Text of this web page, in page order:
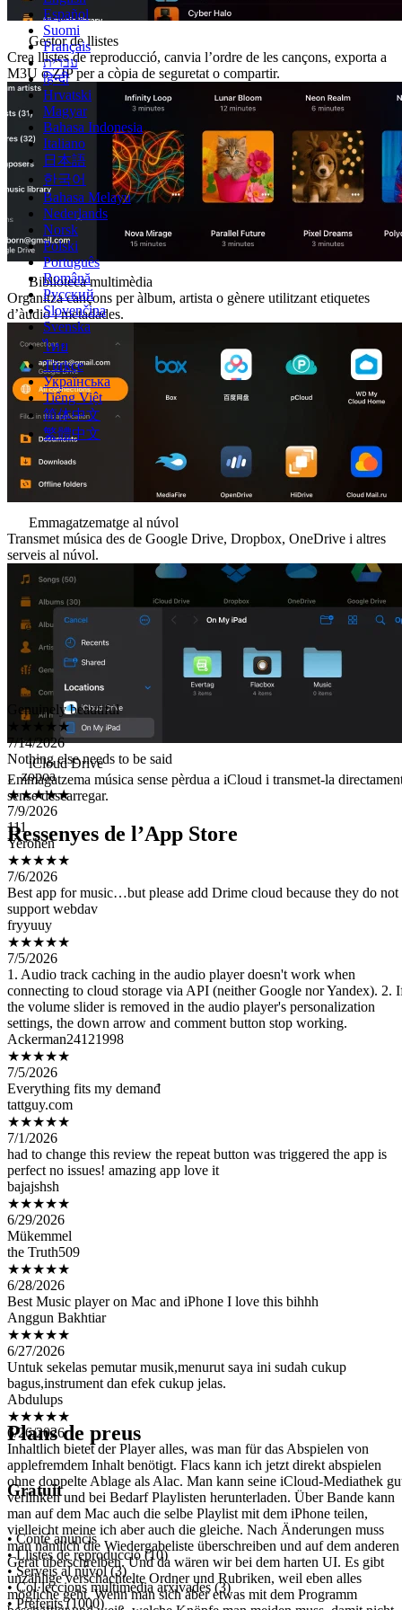
Español
Suomi
Français
עברית
हिन्दी
Hrvatski
Magyar
Bahasa Indonesia
Italiano
日本語
한국어
Bahasa Melayu
Nederlands
Norsk
Polski
Português
Română
Русский
Slovenčina
Svenska
ไทย
Türkçe
Українська
Tiếng Việt
简体中文
繁體中文
Gestor de llistes
Crea llistes de reproducció, canvia l’ordre de les cançons, exporta a
M3U o ZIP per a còpia de seguretat o compartir.
Biblioteca multimèdia
Organitza cançons per àlbum, artista o gènere utilitzant etiquetes
d’àudio i metadades.
Emmagatzematge al núvol
Transmet música des de Google Drive, Dropbox, OneDrive i altres
serveis al núvol.
iCloud Drive
Emmagatzema música sense pèrdua a iCloud i transmet-la
sense descarregar.
Ressenyes de l’App Store
Genuinely beautiful
★★★★★
7/14/2026
Nothing else needs to be said
。zopoa
★★★★★
7/9/2026
111
Yerohen
★★★★★
7/6/2026
Best app for music…but please add Drime cloud because they do not
support webdav
fryyuuy
★★★★★
7/5/2026
1. Audio track caching in the audio player doesn't work when
connecting to cloud storage via API (neither Google nor Yandex). 2.
the volume slider is removed in the audio player's personalization
settings, the down arrow and comment button stop working.
Ackerman24121998
★★★★★
7/5/2026
Everything fits my demanđ
tattguy.com
★★★★★
7/1/2026
had to change this review the repeat button was triggered the app is
perfect no issues! amazing app love it
bajajshsh
★★★★★
6/29/2026
Mükemmel
the Truth509
★★★★★
6/28/2026
Best Music player on Mac and iPhone I love this bihhh
Anggun Bakhtiar
★★★★★
6/27/2026
Untuk sekelas pemutar musik,menurut saya ini sudah cukup
bagus,instrument dan efek cukup jelas.
Abdulups
★★★★★
6/26/2026
Inhaltlich bietet der Player alles, was man für das Abspielen von
applefremdem Inhalt benötigt. Flacs kann ich jetzt direkt abspielen
ohne doppelte Ablage als Alac. Man kann seine iCloud-Mediathek
verlinken und bei Bedarf Playlisten herunterladen. Über Bande kann
man auf dem Mac auch die selbe Playlist mit dem iPhone teilen,
vielleicht meine ich aber auch die gleiche. Nach Änderungen muss
man nämlich die Wiedergabeliste überschreiben und auf dem anderen
Gerät überschreiben. Und da wären wir bei dem harten UI. Es gibt
unzählige verschachtelte Ordner und Rubriken, weil eben alles
mögliche geht. Wenn man sich aber etwas mit dem Programm
beschäftigt und weiß, welche Knöpfe man meiden muss, damit nicht
versehentlich eigene Flacs auf der Cloud gelöscht werden,
Plans de preus
Gratuït
• Conté anuncis
• Llistes de reproducció (10)
• Serveis al núvol (3)
• Col·leccions multimèdia arxivades (3)
• Preferits (1000)